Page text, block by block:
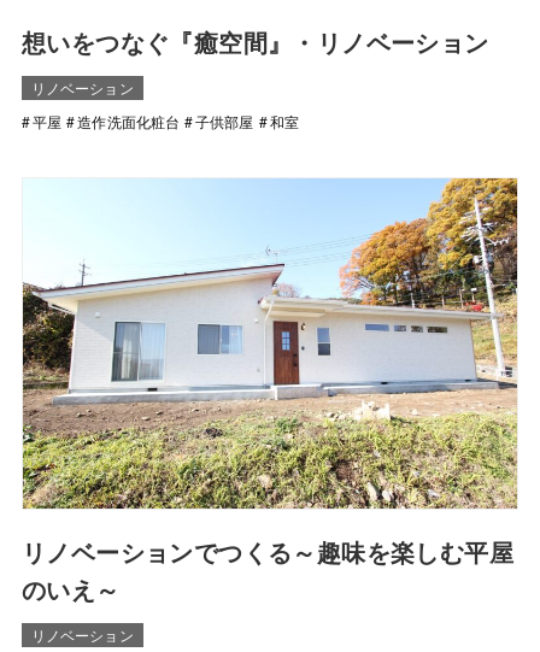
想いをつなぐ『癒空間』・リノベーション
リノベーション
平屋
造作洗面化粧台 子供部屋 和室
リノベーションでつくる～趣味を楽しむ平屋
のいえ～
リノベーション